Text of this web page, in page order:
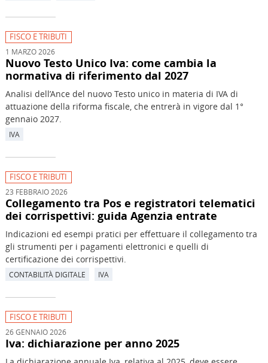
FISCO E TRIBUTI
1 MARZO 2026
Nuovo Testo Unico Iva: come cambia la
normativa di riferimento dal 2027
Analisi dell’Ance del nuovo Testo unico in materia di IVA di
attuazione della riforma fiscale, che entrerà in vigore dal 1°
gennaio 2027.
IVA
FISCO E TRIBUTI
23 FEBBRAIO 2026
Collegamento tra Pos e registratori telematici
dei corrispettivi: guida Agenzia entrate
Indicazioni ed esempi pratici per effettuare il collegamento tra
gli strumenti per i pagamenti elettronici e quelli di
certificazione dei corrispettivi.
CONTABILITÀ DIGITALE IVA
FISCO E TRIBUTI
26 GENNAIO 2026
Iva: dichiarazione per anno 2025